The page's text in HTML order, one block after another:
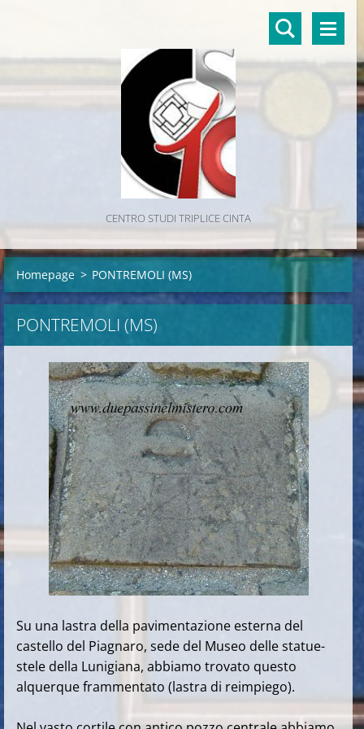
CENTRO STUDI TRIPLICE CINTA
Homepage > PONTREMOLI (MS)
PONTREMOLI (MS)
Su una lastra della pavimentazione esterna del
castello del Piagnaro, sede del Museo delle statue-
stele della Lunigiana, abbiamo trovato questo
alquerque frammentato (lastra di reimpiego).